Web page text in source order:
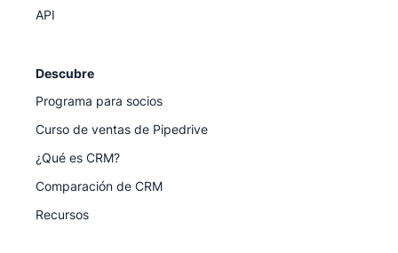
API
Descubre
Programa para socios
Curso de ventas de Pipedrive
¿Qué es CRM?
Comparación de CRM
Recursos